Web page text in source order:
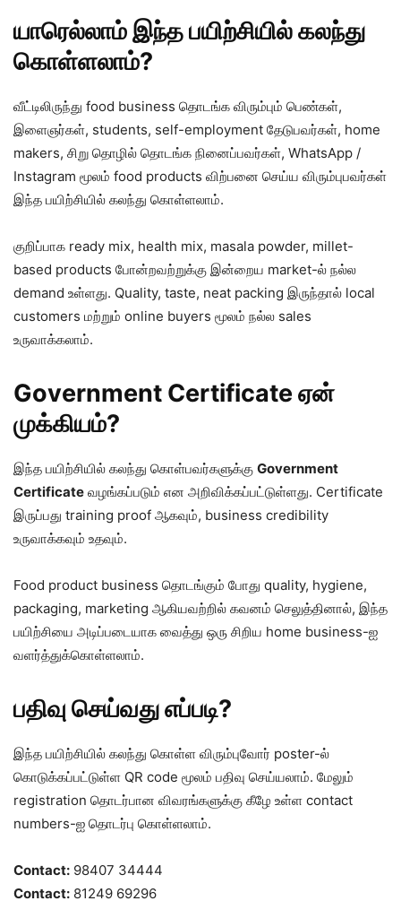
யாரெல்லாம் இந்த பயிற்சியில் கலந்து
கொள்ளலாம்?
வீட்டிலிருந்து food business தொடங்க விரும்பும் பெண்கள்,
இளைஞர்கள், students, self-employment தேடுபவர்கள், home
makers, சிறு தொழில் தொடங்க நினைப்பவர்கள், WhatsApp /
Instagram மூலம் food products விற்பனை செய்ய விரும்புபவர்கள்
இந்த பயிற்சியில் கலந்து கொள்ளலாம்.
குறிப்பாக ready mix, health mix, masala powder, millet-
based products போன்றவற்றுக்கு இன்றைய market-ல் நல்ல
demand உள்ளது. Quality, taste, neat packing இருந்தால் local
customers மற்றும் online buyers மூலம் நல்ல sales
உருவாக்கலாம்.
Government Certificate ஏன்
முக்கியம்?
இந்த பயிற்சியில் கலந்து கொள்பவர்களுக்கு Government
Certificate வழங்கப்படும் என அறிவிக்கப்பட்டுள்ளது. Certificate
இருப்பது training proof ஆகவும், business credibility
உருவாக்கவும் உதவும்.
Food product business தொடங்கும் போது quality, hygiene,
packaging, marketing ஆகியவற்றில் கவனம் செலுத்தினால், இந்த
பயிற்சியை அடிப்படையாக வைத்து ஒரு சிறிய home business-ஐ
வளர்த்துக்கொள்ளலாம்.
பதிவு செய்வது எப்படி?
இந்த பயிற்சியில் கலந்து கொள்ள விரும்புவோர் poster-ல்
கொடுக்கப்பட்டுள்ள QR code மூலம் பதிவு செய்யலாம். மேலும்
registration தொடர்பான விவரங்களுக்கு கீழே உள்ள contact
numbers-ஐ தொடர்பு கொள்ளலாம்.
Contact: 98407 34444
Contact: 81249 69296